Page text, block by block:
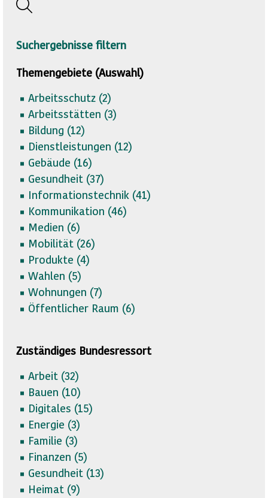
Suchergebnisse filtern
Themengebiete (Auswahl)
Arbeitsschutz (2)
Arbeitsstätten (3)
Bildung (12)
Dienstleistungen (12)
Gebäude (16)
Gesundheit (37)
Informationstechnik (41)
Kommunikation (46)
Medien (6)
Mobilität (26)
Produkte (4)
Wahlen (5)
Wohnungen (7)
Öffentlicher Raum (6)
Zuständiges Bundesressort
Arbeit (32)
Bauen (10)
Digitales (15)
Energie (3)
Familie (3)
Finanzen (5)
Gesundheit (13)
Heimat (9)